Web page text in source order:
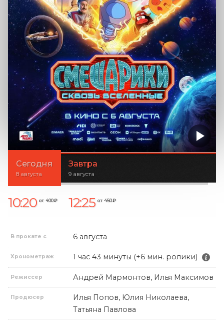
Сегодня
8 августа
Завтра
9 августа
10:20 от 400 ₽ 12:25 от 450 ₽
В прокате с 6 августа
Хронометраж 1 час 43 минуты (+6 мин. ролики)
Режиссер Андрей Мармонтов, Илья Максимов
Продюсер
Илья Попов, Юлия Николаева,
Татьяна Павлова